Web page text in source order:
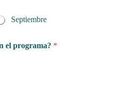
Septiembre
el programa? *